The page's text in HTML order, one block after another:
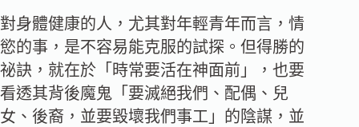
對身體健康的人，尤其對年輕青年而言，情
慾的事，是不容易能克服的試探。但得勝的
祕訣，就在於「時常要活在神面前」，也要
看透其背後魔鬼「要滅絕我們、配偶、兒
女、後裔，並要毀壞我們事工」的陰謀，並